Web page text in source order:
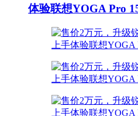
体验联想YOGA Pro